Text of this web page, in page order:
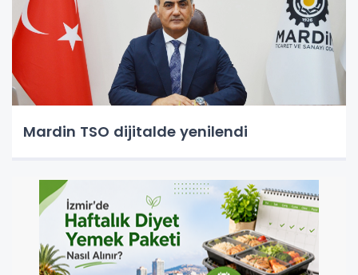
Mardin TSO dijitalde yenilendi